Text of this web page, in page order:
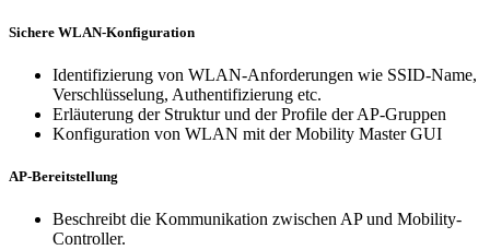
Sichere WLAN-Konfiguration
Identifizierung von WLAN-Anforderungen wie SSID-Name,
Verschlüsselung, Authentifizierung etc.
Erläuterung der Struktur und der Profile der AP-Gruppen
Konfiguration von WLAN mit der Mobility Master GUI
AP-Bereitstellung
Beschreibt die Kommunikation zwischen AP und Mobility-
Controller.